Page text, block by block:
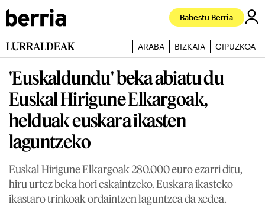
Babestu Berria
LURRALDEAK ARABA BIZKAIA GIPUZKOA
'Euskaldundu' beka abiatu du
Euskal Hirigune Elkargoak,
helduak euskara ikasten
laguntzeko
Euskal Hirigune Elkargoak 280.000 euro ezarri ditu,
hiru urtez beka hori eskaintzeko. Euskara ikasteko
ikastaro trinkoak ordaintzen laguntzea da xedea.